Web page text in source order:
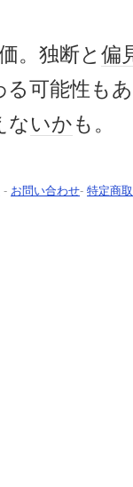
。独断と 偏
る可能性も
ないかも。
- お問い合わせ- 特定商